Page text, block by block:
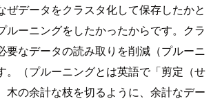
ぜデータをクラスタ化して保存したかと
ルーニングをしたかったからです。クラ
要なデータの読み取りを削減（プルーニ
。（プルーニングとは英語で「剪定（せ
木の余計な枝を切るように、余計なデー